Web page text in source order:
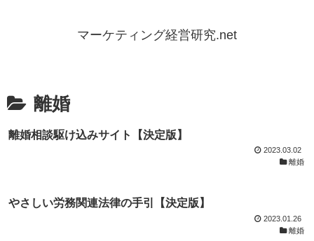
マーケティング経営研究.net
離婚
離婚相談駆け込みサイト【決定版】
2023.03.02
離婚
やさしい労務関連法律の手引【決定版】
2023.01.26
離婚